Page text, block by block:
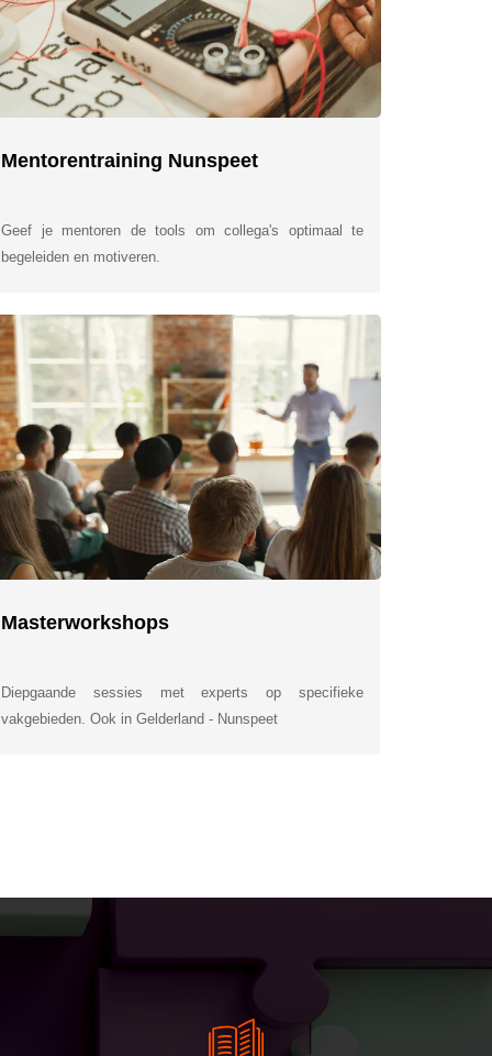
Mentorentraining Nunspeet
Geef je mentoren de tools om collega's optimaal te
begeleiden en motiveren.
Masterworkshops
Diepgaande sessies met experts op specifieke
vakgebieden. Ook in Gelderland - Nunspeet